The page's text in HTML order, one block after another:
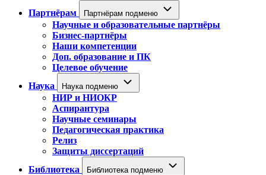
Партнёрам
Партнёрам подменю
Научные и образовательные партнёры
Бизнес-партнёры
Наши компетенции
Доп. образование и ПК
Целевое обучение
Наука
Наука подменю
НИР и НИОКР
Аспирантура
Научные семинары
Педагогическая практика
Релиз
Защиты диссертаций
Библиотека
Библиотека подменю